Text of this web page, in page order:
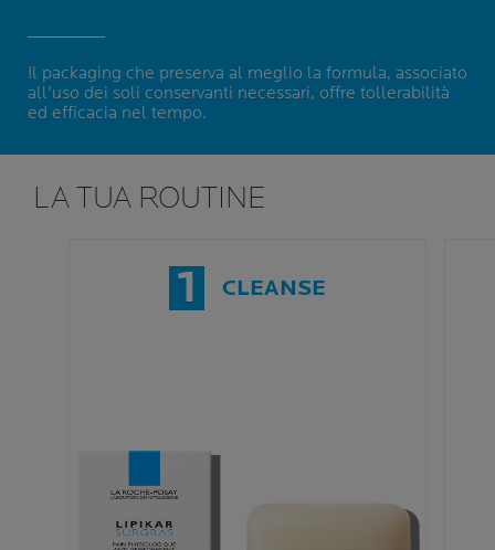
Il packaging che preserva al meglio la formula, associato
all'uso dei soli conservanti necessari, offre tollerabilità
ed efficacia nel tempo.
LA TUA ROUTINE
1 CLEANSE